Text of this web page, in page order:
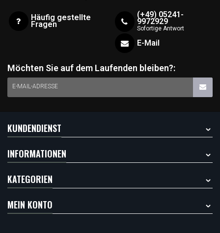
Häufig gestellte
Fragen
(+49) 05241-
9972929
Sofortige Antwort
E-Mail
Möchten Sie auf dem Laufenden bleiben?:
E-MAIL-ADRESSE
KUNDENDIENST
INFORMATIONEN
KATEGORIEN
MEIN KONTO